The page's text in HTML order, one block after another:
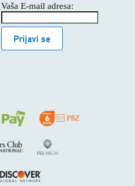
Vaša E-mail adresa:
Prijavi se